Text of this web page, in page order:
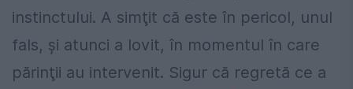
instinctului. A simţit că este în pericol, unul
fals, şi atunci a lovit, în momentul în care
părinţii au intervenit. Sigur că regretă ce a